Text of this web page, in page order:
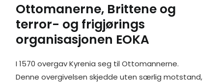
Ottomanerne, Brittene og
terror- og frigjørings
organisasjonen EOKA
I 1570 overgav Kyrenia seg til Ottomannerne.
Denne overgivelsen skjedde uten særlig motstand,